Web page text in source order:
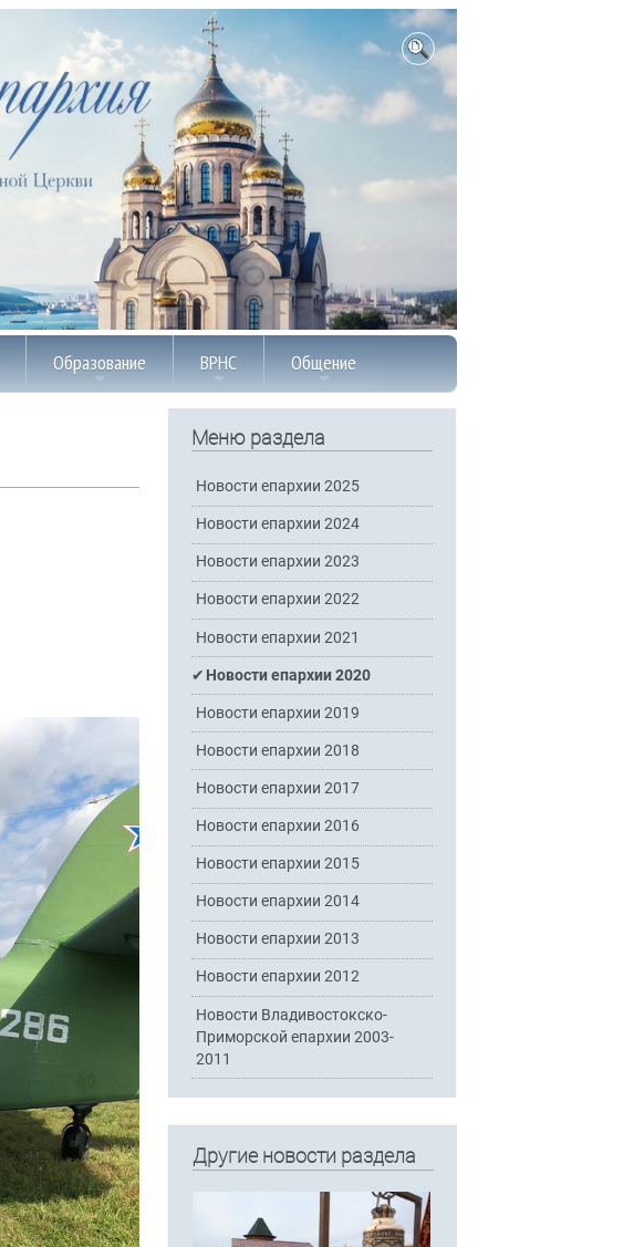
Образование ВРНС Общение
Меню раздела
Новости епархии 2025
Новости епархии 2024
Новости епархии 2023
Новости епархии 2022
Новости епархии 2021
Новости епархии 2020
Новости епархии 2019
Новости епархии 2018
Новости епархии 2017
Новости епархии 2016
Новости епархии 2015
Новости епархии 2014
Новости епархии 2013
Новости епархии 2012
Новости Владивостокско-
Приморской епархии 2003-
2011
Другие новости раздела